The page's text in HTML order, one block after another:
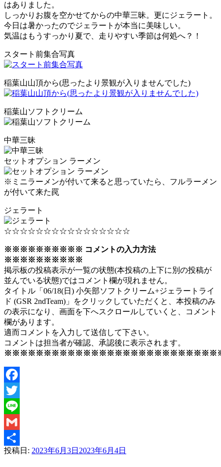
はありました。
しっかりお腹を空かせてからの中華三昧。更にジェラート。
今日は暑かったのでジェラートが本当に美味しい。
気温はもうすっかり夏で、走りやすい季節は何処へ？！
スタート前集合写真
稲葉山山頂から(思ったより景観が入りませんでした)
稲葉山ソフトクリーム
中華三昧
セットオプション ラーメン
※ミニラーメンが付いて来ると思っていたら、フルラーメン
が付いて来た罠
ジェラート
☆☆☆☆☆☆☆☆☆☆☆☆☆☆☆☆
※※※※※※※※※※ コメントの入力方法
※※※※※※※※※※
掲示板の投稿表示が一覧の状態(本投稿の上下に別の投稿が
並んでいる状態)ではコメント欄が現れません。
タイトル「06/18(日) 小矢部ソフトクリーム+ジェラートライ
ド (GSR 2ndTeam)」をクリックしていただくと、本投稿のみ
の表示になり、画面を下へスクロールしていくと、コメント
欄があります。
適而コメントを入力して送信して下さい。
コメントは担当者が確認、承認後に表示されます。
Facebook
Twitter
Line
Gmail
共
投稿日: 2023年6月3日 2023年6月4日